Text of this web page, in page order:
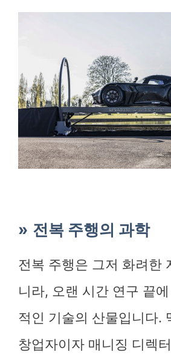
전복 주행의 과학
전복 주행은 그저 화려한
니라, 오랜 시간 연구 끝
적인 기술의 산물입니다.
창업자이자 매니징 디렉